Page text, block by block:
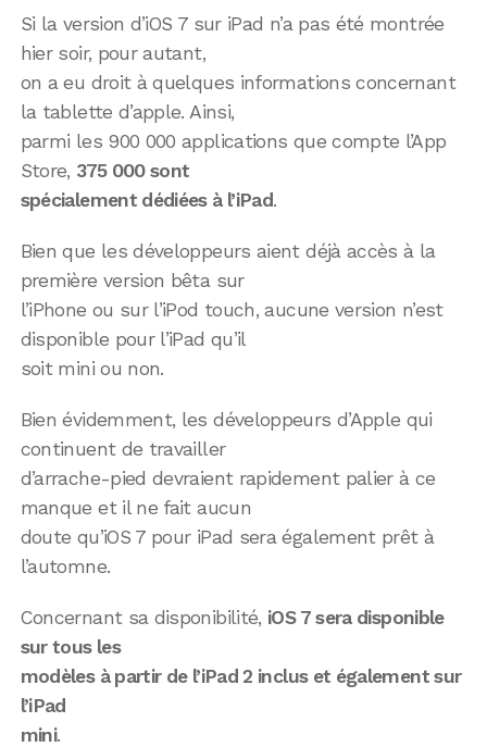
Si la version d’iOS 7 sur iPad n’a pas été montrée
hier soir, pour autant,
on a eu droit à quelques informations concernant
la tablette d’apple. Ainsi,
parmi les 900 000 applications que compte l’App
Store, 375 000 sont
spécialement dédiées à l’iPad.
Bien que les développeurs aient déjà accès à la
première version bêta sur
l’iPhone ou sur l’iPod touch, aucune version n’est
disponible pour l’iPad qu’il
soit mini ou non.
Bien évidemment, les développeurs d’Apple qui
continuent de travailler
d’arrache-pied devraient rapidement palier à ce
manque et il ne fait aucun
doute qu’iOS 7 pour iPad sera également prêt à
l’automne.
Concernant sa disponibilité, iOS 7 sera disponible
sur tous les
modèles à partir de l’iPad 2 inclus et également sur
l’iPad
mini.